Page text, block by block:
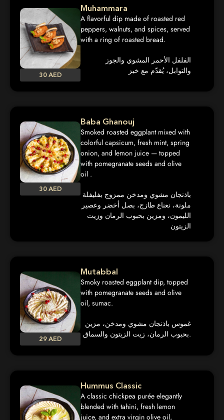
30 AED
Muhammara
A flavorful dip made of roasted red
peppers, walnuts, and spices, served
with a ring of roasted bread.
الفلفل الأحمر المشوي والجوز
والتوابل، يُقدّم مع خبز
30 AED
Baba Ghanouj
Smoked roasted eggplant mixed with
colorful capsicum, fresh mint, spring
onion, and lemon juice — topped
with pomegranate seeds and olive
oil .
باذنجان مشوي ومدخن ممزوج بفليفلة
ملونة، نعناع طازج، بصل أخضر وعصير
الليمون، ومزين بحبوب الرمان وزيت
الزيتون
29 AED
Mutabbal
Smoky roasted eggplant dip, topped
with pomegranate seeds and olive
oil, sumac.
غموس باذنجان مشوي ومدخن، مزين
بحبوب الرمان، زيت الزيتون والسماق.
Hummus Classic
A classic chickpea purée elegantly
blended with tahini, fresh lemon
juice, and extra virgin olive oil,